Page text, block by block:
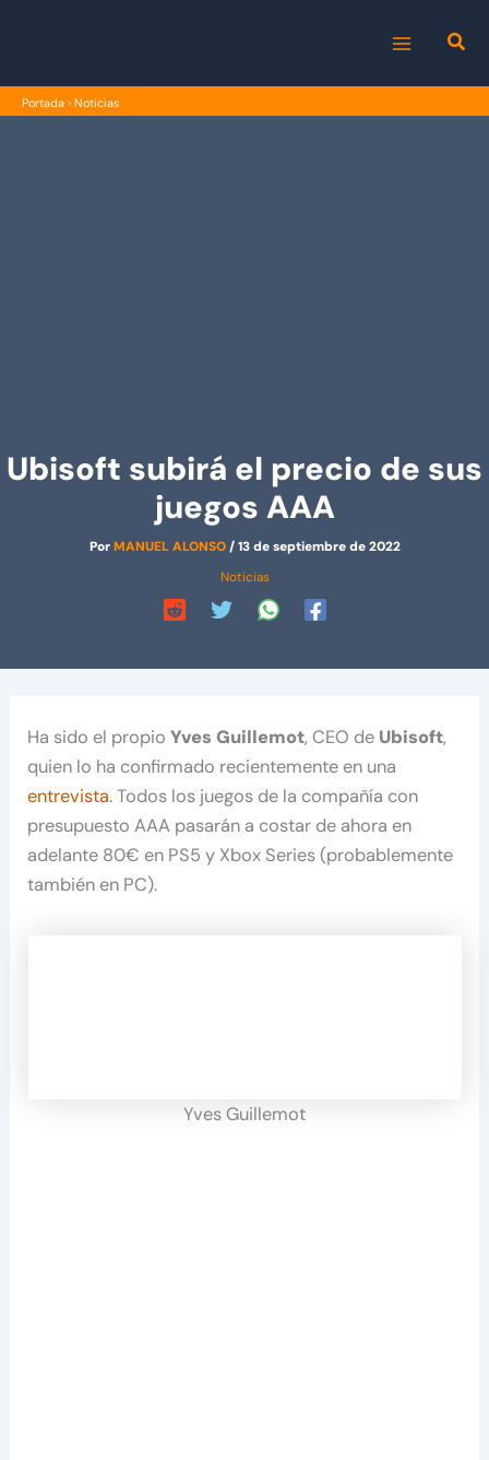
MENU
Portada › Noticias
Ubisoft subirá el precio de sus
juegos AAA
PorMANUEL ALONSO/13 de septiembre de 2022
Noticias
Ha sido el propioYves Guillemot, CEO de Ubisoft,
quien lo ha confirmado recientemente en una
entrevista. Todos los juegos de la compañía con
presupuesto AAA pasarán a costar de ahora en
adelante 80€ en PS5 y Xbox Series (probablemente
también en PC).
Yves Guillemot